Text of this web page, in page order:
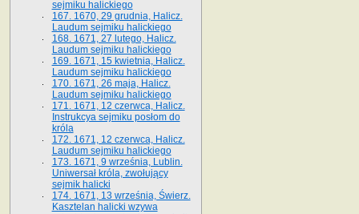
sejmiku halickiego
167. 1670, 29 grudnia, Halicz.
Laudum sejmiku halickiego
168. 1671, 27 lutego, Halicz.
Laudum sejmiku halickiego
169. 1671, 15 kwietnia, Halicz.
Laudum sejmiku halickiego
170. 1671, 26 maja, Halicz.
Laudum sejmiku halickiego
171. 1671, 12 czerwca, Halicz.
Instrukcya sejmiku posłom do
króla
172. 1671, 12 czerwca, Halicz.
Laudum sejmiku halickiego
173. 1671, 9 września, Lublin.
Uniwersał króla, zwołujący
sejmik halicki
174. 1671, 13 września, Świerz.
Kasztelan halicki wzywa